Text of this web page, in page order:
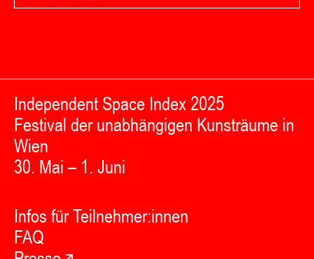
Independent Space Index 2025
Festival der unabhängigen Kunsträume in
Wien
30. Mai – 1. Juni
Infos für Teilnehmer:innen
FAQ